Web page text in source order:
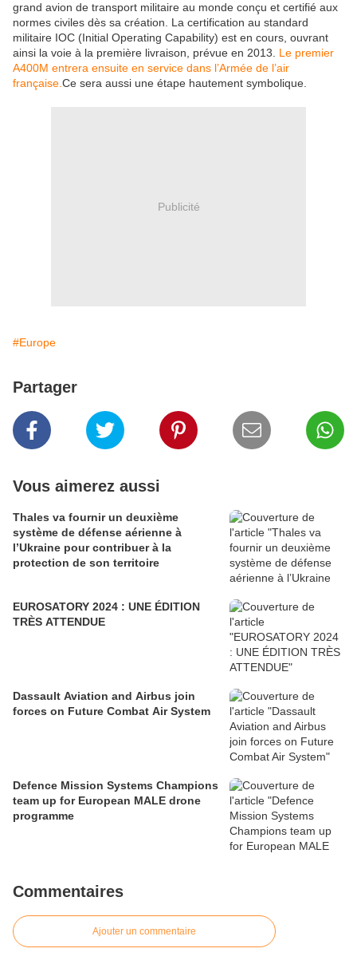
grand avion de transport militaire au monde conçu et certifié aux
normes civiles dès sa création. La certification au standard
militaire IOC (Initial Operating Capability) est en cours, ouvrant
ainsi la voie à la première livraison, prévue en 2013. Le premier
A400M entrera ensuite en service dans l’Armée de l’air
française. Ce sera aussi une étape hautement symbolique.
Publicité
#Europe
Partager
Vous aimerez aussi
Thales va fournir un deuxième
système de défense aérienne à
l’Ukraine pour contribuer à la
protection de son territoire
EUROSATORY 2024 : UNE ÉDITION
TRÈS ATTENDUE
Dassault Aviation and Airbus join
forces on Future Combat Air System
Defence Mission Systems Champions
team up for European MALE drone
programme
Commentaires
Ajouter un commentaire